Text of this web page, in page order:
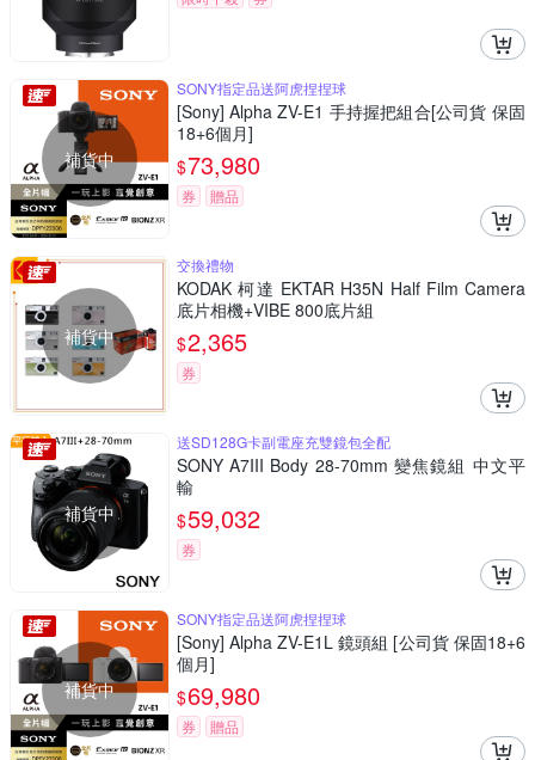
補貨中
SONY指定品送阿虎捏捏球
[Sony] Alpha ZV-E1 手持握把組合[公司貨 保固
18+6個月]
$73,980
券 贈品
補貨中
交換禮物
KODAK 柯達 EKTAR H35N Half Film Camera
底片相機+VIBE 800底片組
$2,365
券
補貨中
送SD128G卡副電座充雙鏡包全配
SONY A7III Body 28-70mm 變焦鏡組 中文平
輸
$59,032
券
補貨中
SONY指定品送阿虎捏捏球
[Sony] Alpha ZV-E1L 鏡頭組 [公司貨 保固18+6
個月]
$69,980
券 贈品